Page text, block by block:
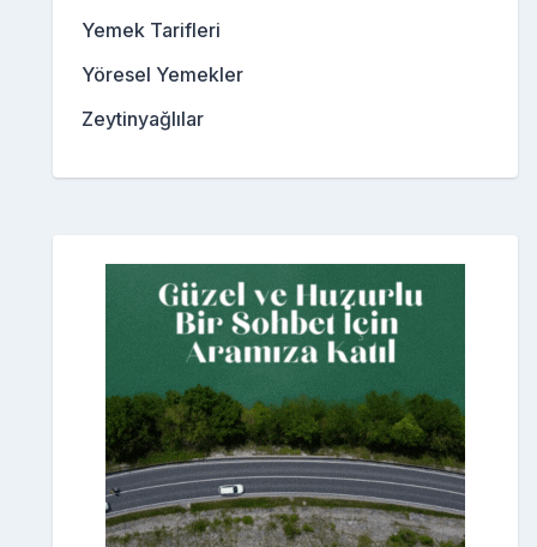
Yemek Tarifleri
Yöresel Yemekler
Zeytinyağlılar